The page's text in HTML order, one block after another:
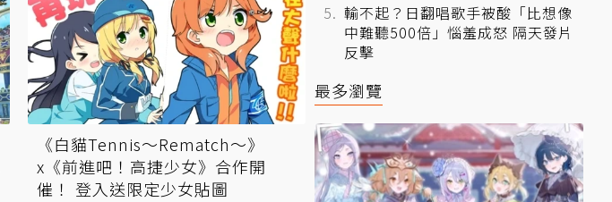
《白貓Tennis～Rematch～》
x《前進吧！高捷少女》合作開
催！ 登入送限定少女貼圖
輸不起？日翻唱歌手被酸「比想像
中難聽500倍」惱羞成怒 隔天發片
反擊
最多瀏覽